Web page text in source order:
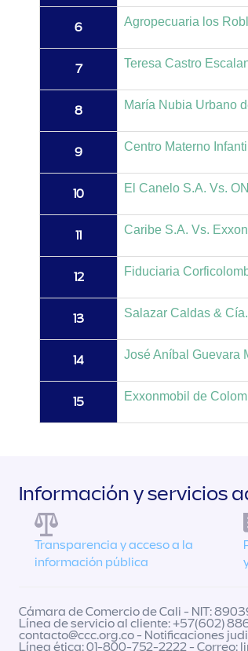
6 Agropecuaria los
7 Teresa Castro
8 María Nubia Urbano
9 Centro Materno
10 El Canelo S.A. Vs.
11 Caribe S.A. Vs.
12 Fiduciaria
13 Salazar Caldas &
14 José Aníbal Guevara
15 Exxonmobil de
Información y servicios
Transparencia y acceso a la
información pública
Cámara de Comercio de Cali - NIT:
Línea de servicio al cliente: +57(602)
contacto@ccc.org.co- Notificaciones
Línea ética: 01-800-752-2222 - Correo: